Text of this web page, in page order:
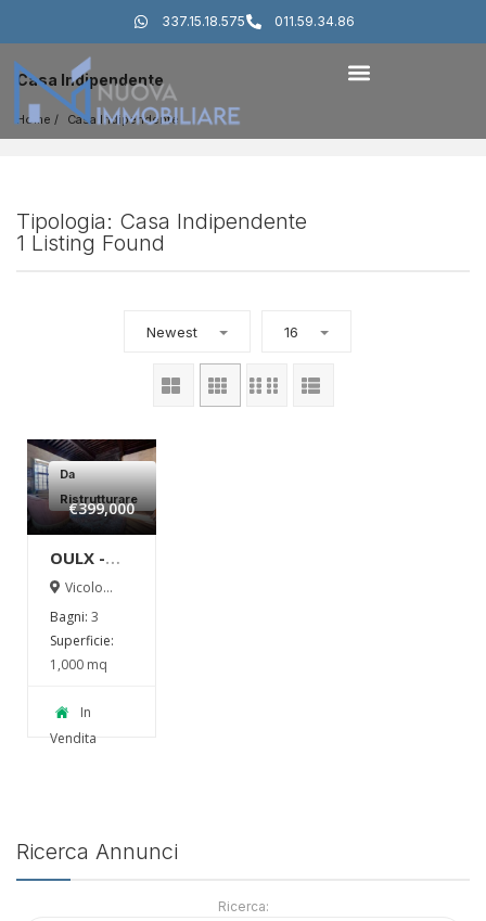
337.15.18.575 011.59.34.86
Casa Indipendente
Home Casa Indipendente
Tipologia: Casa Indipendente
1 Listing Found
Newest 16
Da
Ristrutturare
€399,000
OULX -
VICOLO
Vicolo
Ulzio
Bagni: 3
Superficie:
1,000 mq
In
Vendita
Ricerca Annunci
Ricerca: